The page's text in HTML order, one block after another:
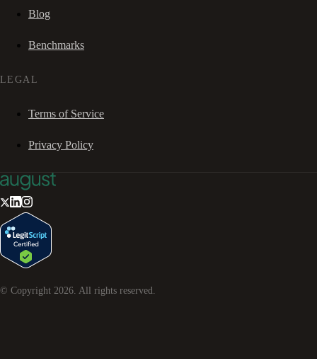
Blog
Benchmarks
LEGAL
Terms of Service
Privacy Policy
© Copyright 2026. All rights reserved.